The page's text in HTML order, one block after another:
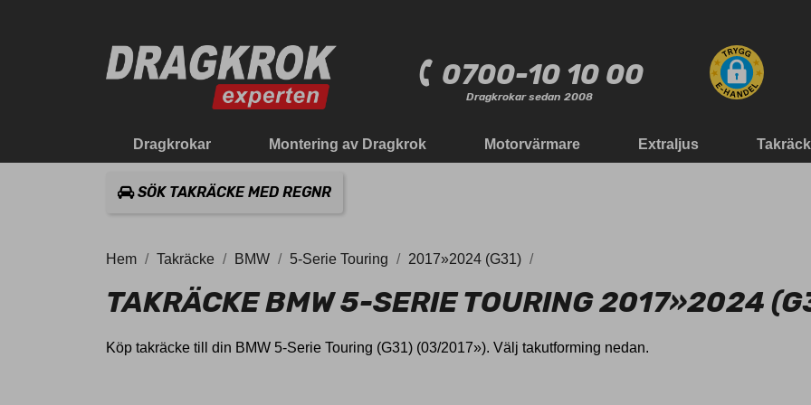
0700-10 10 00
Dragkrokar sedan 2008
Dragkrokar Montering av Dragkrok Motorvärmare Extraljus
SÖK TAKRÄCKE MED REGNR
Hem Takräcke BMW 5-Serie Touring 2017»2024 (G31)
TAKRÄCKE BMW 5-SERIE TOURING 2017»2024
Köp takräcke till din BMW 5-Serie Touring (G31) (03/2017»). Välj takutforming nedan.